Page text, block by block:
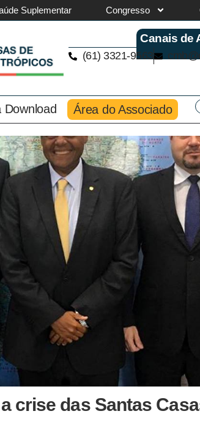
Suplementar Congresso
Canais de
(61) 3321-9563
Download Área do Associado
crise das Santas